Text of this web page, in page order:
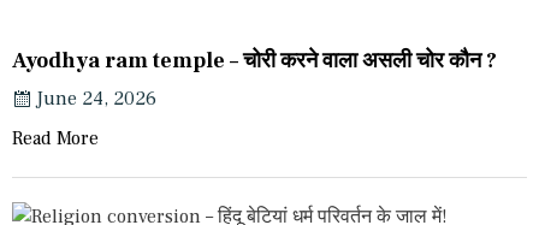
Ayodhya ram temple – चोरी करने वाला असली चोर कौन ?
June 24, 2026
Read More